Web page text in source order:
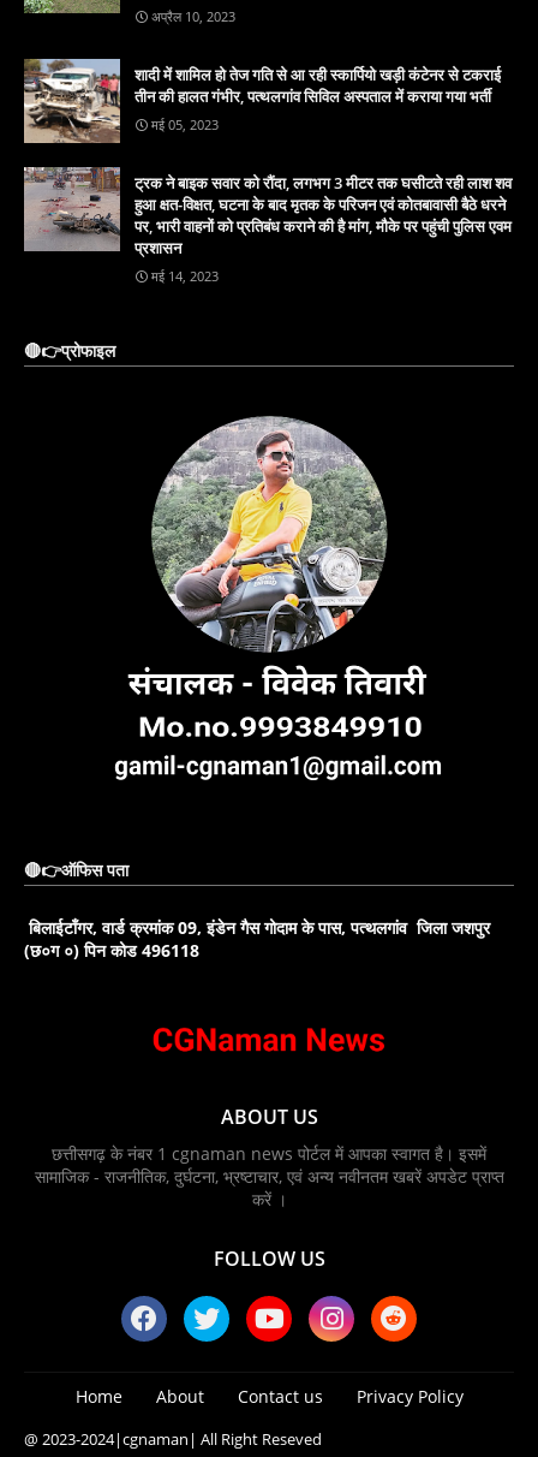
अप्रैल 10, 2023
शादी में शामिल हो तेज गति से आ रही स्कार्पियो खड़ी कंटेनर से टकराई
तीन की हालत गंभीर, पत्थलगांव सिविल अस्पताल में कराया गया भर्ती
मई 05, 2023
ट्रक ने बाइक सवार को रौंदा, लगभग 3 मीटर तक घसीटते रही लाश शव
हुआ क्षत-विक्षत, घटना के बाद मृतक के परिजन एवं कोतबावासी बैठे धरने
पर, भारी वाहनों को प्रतिबंध कराने की है मांग, मौके पर पहुंची पुलिस एवम
प्रशासन
मई 14, 2023
🔴👉प्रोफाइल
🔴👉ऑफिस पता
बिलाईटाँगर, वार्ड क्रमांक 09, इंडेन गैस गोदाम के पास, पत्थलगांव जिला जशपुर
(छ०ग ०) पिन कोड 496118
ABOUT US
छत्तीसगढ़ के नंबर 1 cgnaman news पोर्टल में आपका स्वागत है। इसमें
सामाजिक - राजनीतिक, दुर्घटना, भ्रष्टाचार, एवं अन्य नवीनतम खबरें अपडेट प्राप्त
करें ।
FOLLOW US
Home About Contact us Privacy Policy
@ 2023-2024|cgnaman| All Right Reseved